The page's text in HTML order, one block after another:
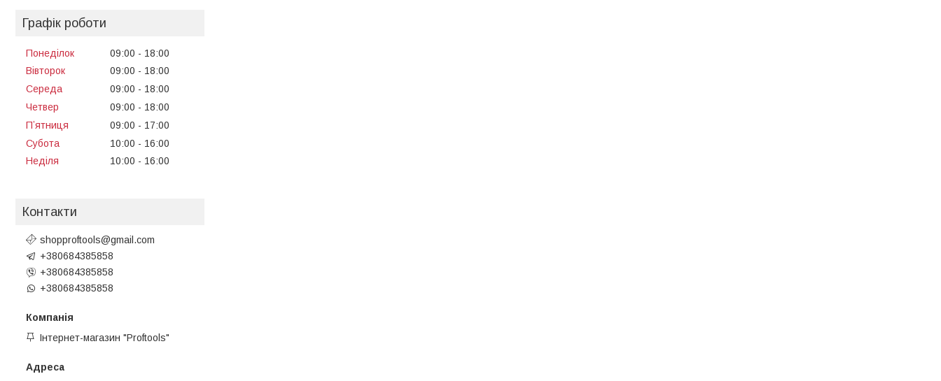
Графік роботи
Понеділок 09:00
18:00
Вівторок
09:00
18:00
Середа
09:00
18:00
Четвер
09:00
18:00
Пʼятниця
09:00
17:00
Субота
10:00
16:00
Неділя
10:00 16:00
Контакти
shopproftools@gmail.com
+380684385858
+380684385858
+380684385858
Інтернет-магазин "Proftools"